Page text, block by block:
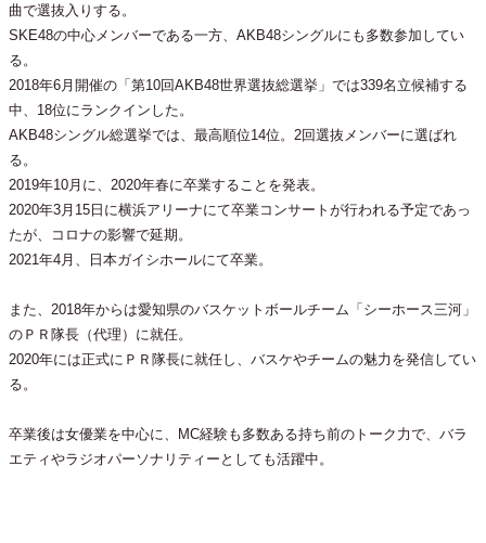
曲で選抜入りする。
SKE48の中心メンバーである一方、AKB48シングルにも多数参加してい
る。
2018年6月開催の「第10回AKB48世界選抜総選挙」では339名立候補する
中、18位にランクインした。
AKB48シングル総選挙では、最高順位14位。2回選抜メンバーに選ばれ
る。
2019年10月に、2020年春に卒業することを発表。
2020年3月15日に横浜アリーナにて卒業コンサートが行われる予定であっ
たが、コロナの影響で延期。
2021年4月、日本ガイシホールにて卒業。
また、2018年からは愛知県のバスケットボールチーム「シーホース三河」
のＰＲ隊長（代理）に就任。
2020年には正式にＰＲ隊長に就任し、バスケやチームの魅力を発信してい
る。
卒業後は女優業を中心に、MC経験も多数ある持ち前のトーク力で、バラ
エティやラジオパーソナリティーとしても活躍中。